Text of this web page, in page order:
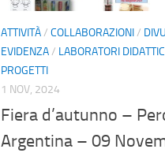
ATTIVITÀ/ COLLABORAZIONI/
EVIDENZA/ LABORATORI
PROGETTI
1 NOV, 2024
Fiera d’autunno –
Argentina – 09